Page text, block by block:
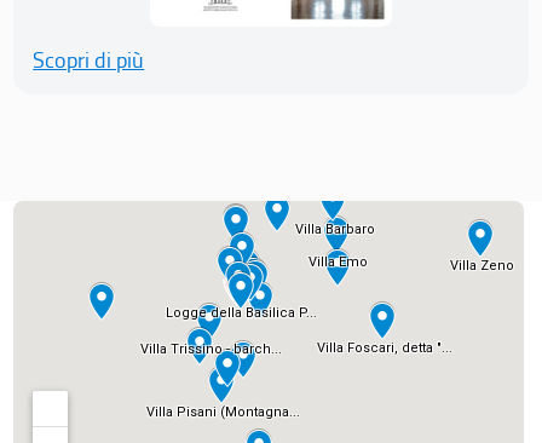
Scopri di più